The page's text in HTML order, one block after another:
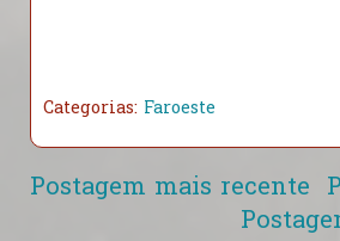
Categorias: Faroeste
Postagem mais recente